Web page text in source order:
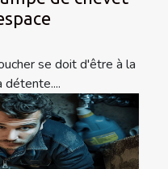
se doit d'être à la
détente....